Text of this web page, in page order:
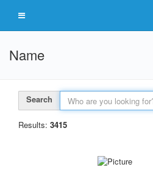
Name
Search
Results: 3415